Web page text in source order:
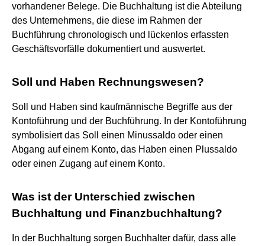
vorhandener Belege. Die Buchhaltung ist die Abteilung
des Unternehmens, die diese im Rahmen der
Buchführung chronologisch und lückenlos erfassten
Geschäftsvorfälle dokumentiert und auswertet.
Soll und Haben Rechnungswesen?
Soll und Haben sind kaufmännische Begriffe aus der
Kontoführung und der Buchführung. In der Kontoführung
symbolisiert das Soll einen Minussaldo oder einen
Abgang auf einem Konto, das Haben einen Plussaldo
oder einen Zugang auf einem Konto.
Was ist der Unterschied zwischen
Buchhaltung und Finanzbuchhaltung?
In der Buchhaltung sorgen Buchhalter dafür, dass alle